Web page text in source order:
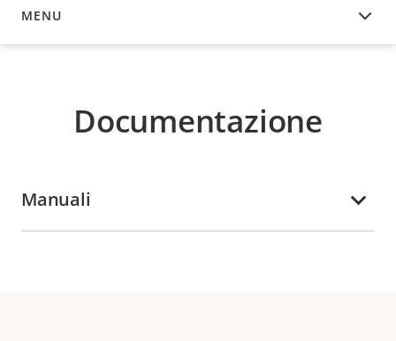
MENU
DOCUMENTAZIONE
Documentazione
Manuali